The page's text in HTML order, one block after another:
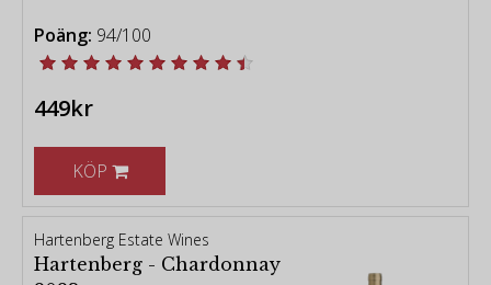
Poäng: 94/100
449kr
KÖP
Hartenberg Estate Wines
Hartenberg - Chardonnay